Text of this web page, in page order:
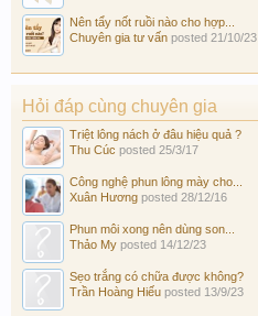
Nên tẩy nốt ruồi nào cho hợp...
Chuyên gia tư vấn posted 21/10/23
Hỏi đáp cùng chuyên gia
Triệt lông nách ở đâu hiệu quả ?
Thu Cúc posted 25/3/17
Công nghệ phun lông mày cho...
Xuân Hương posted 28/12/16
Phun môi xong nên dùng son...
Thảo My posted 14/12/23
Sẹo trắng có chữa được không?
Trần Hoàng Hiếu posted 13/9/23